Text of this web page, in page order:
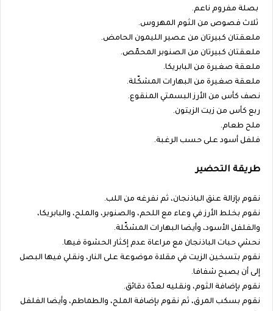
بصلة مفروم ناعم.
ثلاث فصوص من الثوم المهروس.
ملعقتان كبيرتان من عصير الليمون الحامض.
ملعقتان كبيرتان من الصنوبر المحمّص.
ملعقة صغيرة من البابريكا.
ملعقة صغيرة من البهارات المشكّلة.
نصف كأس من الأرز البسمتي المنقوع.
ربع كأس من زيت الزيتون.
ملح طعام.
فلفل أسود على حسب الرغبة.
طريقة التحضير
نقوم بإزالة عنق الباذنجان، ثم نفرغه من اللب.
نقوم بخلط الأرز في وعاء مع اللحم، والصنوبر، والملح، والبابريكا،
والفلفل الأسود، وأيضا البهارات المشكّلة.
نحشي حبات الباذنجان مع مراعاة عدم إكثار الحشوة فيها.
نقوم بتسخين الزيت في مقلاة موضوعة على النار، ونقلي فيها البصل
إلى أن يصبح شفافا.
نقوم بإضافة الثوم، ونقليه لعدّة دقائق.
نقوم بسكب المرق، ثم نقوم بإضافة الملح، والطماطم، وأيضا الفلفل